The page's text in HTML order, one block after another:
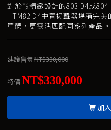
對於較精緻設計的803 D4或804
HTM82 D4中置揚聲器堪稱完
單體，更靈活匹配同系列產品
建議售價NT$330,000
特價NT$330,000
加